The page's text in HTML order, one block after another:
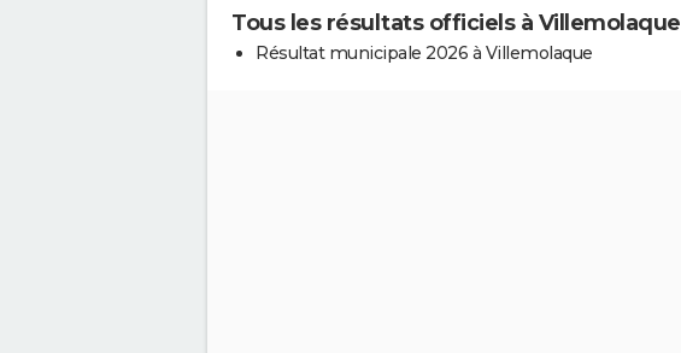
Tous les résultats officiels à Villemolaque
Résultat municipale 2026 à Villemolaque